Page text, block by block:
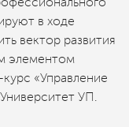
в ходе
вектор развития
элементом
«Управление
УП.